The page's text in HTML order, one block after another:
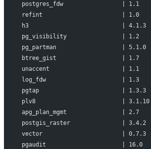
postgres_fdw                 | 1.1
refint                       | 1.0
h3                           | 4.1.3
pg_visibility                | 1.2
pg_partman                   | 5.1.0
btree_gist                   | 1.7
unaccent                     | 1.1
log_fdw                      | 1.3
pgtap                        | 1.3.3
plv8                         | 3.1.10
apg_plan_mgmt                | 2.7
postgis_raster               | 3.4.2
vector                       | 0.7.3
pgaudit                      | 16.0